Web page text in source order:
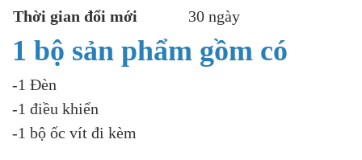
Thời gian đổi mới
30 ngày
1 bộ sản phẩm gồm có
-1 Đèn
-1 điều khiển
-1 bộ ốc vít đi kèm